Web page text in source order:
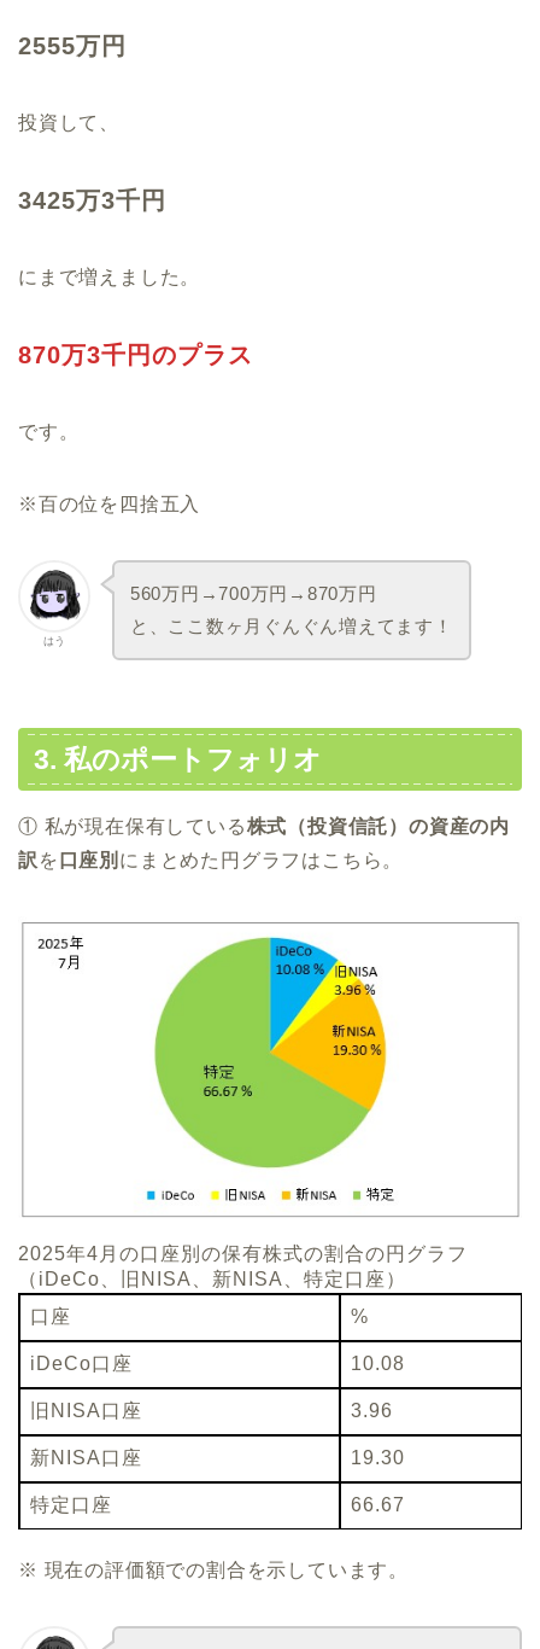
2555万円
投資して、
3425万3千円
にまで増えました。
870万3千円のプラス
です。
※百の位を四捨五入
はう
560万円→700万円→870万円
と、ここ数ヶ月ぐんぐん増えてます！
3. 私のポートフォリオ
① 私が現在保有している株式（投資信託）の資産の内
訳 を 口座別 にまとめた円グラフはこちら。
2025年4月の口座別の保有株式の割合の円グラフ
（iDeCo、旧NISA、新NISA、特定口座）
口座
%
iDeCo口座 10.08
旧NISA口座 3.96
新NISA口座 19.30
特定口座 66.67
※ 現在の評価額での割合を示しています。